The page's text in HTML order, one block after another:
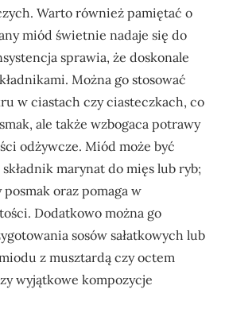
Warto również pamiętać o
miód świetnie nadaje się do
sprawia, że doskonale
Można go stosować
w ciastach czy ciasteczkach, co
ale także wzbogaca potrawy
odżywcze. Miód może być
marynat do mięs lub ryb;
posmak oraz pomaga w
Dodatkowo można go
sosów sałatkowych lub
z musztardą czy octem
wyjątkowe kompozycje